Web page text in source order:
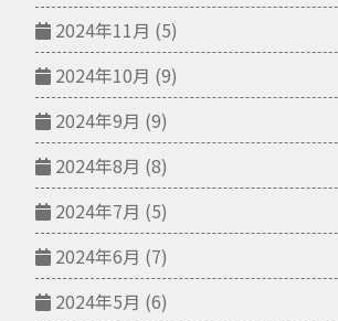
2024年11月 (5)
2024年10月 (9)
2024年9月 (9)
2024年8月 (8)
2024年7月 (5)
2024年6月 (7)
2024年5月 (6)